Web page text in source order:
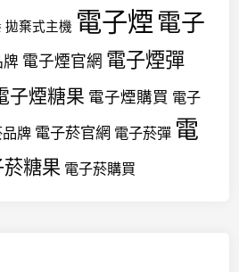
拋棄式主機 電子煙 電子
電子煙官網 電子煙彈
子煙糖果 電子煙購買 電子
牌 電子菸官網 電子菸彈 電
菸糖果 電子菸購買